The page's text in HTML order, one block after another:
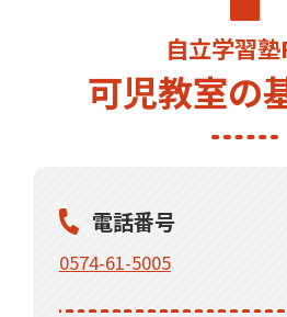
自立学習塾
可児教室の
電話番号
0574-61-5005